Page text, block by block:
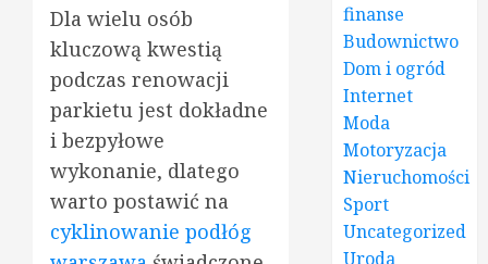
Dla wielu osób
kluczową kwestią
podczas renowacji
parkietu jest dokładne
i bezpyłowe
wykonanie, dlatego
warto postawić na
cyklinowanie podłóg
finanse
Budownictwo
Dom i ogród
Internet
Moda
Motoryzacja
Nieruchomości
Sport
Uncategorized
Uroda